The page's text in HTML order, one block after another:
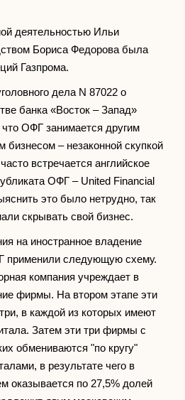
деятельностью Ильи
Бориса Федорова была
Газпрома.
дела N 87022 о
банка «Восток – Запад»
ОФГ занимается другим
– незаконной скупкой
встречается английское
ОФГ – United Financial
это было нетрудно, так
скрывать свой бизнес.
на иностранное владение
применили следующую схему.
компания учреждает в
фирмы. На втором этапе эти
в каждой из которых имеют
Затем эти три фирмы с
обмениваются "по кругу"
в результате чего в
оказывается по 27,5% долей